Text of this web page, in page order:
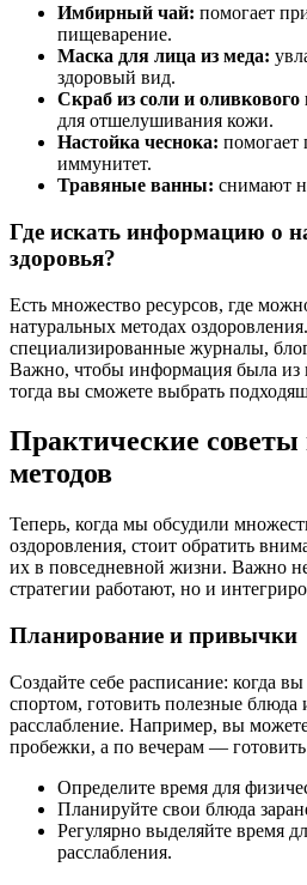
Имбирный чай: помогает
пищеварение.
Маска для лица из меда:
здоровый вид.
Скраб из соли и оливкового
для отшелушивания кожи.
Настойка чеснока: помогает
иммунитет.
Травяные ванны: снимают
Где искать информацию о
здоровья?
Есть множество ресурсов, где
натуральных методах
специализированные журналы,
Важно, чтобы информация была из
тогда вы сможете выбрать
Практические
методов
Теперь, когда мы обсудили
оздоровления, стоит обратить
их в повседневной жизни. Важно не
стратегии работают, но и
Планирование и привычки
Создайте себе расписание: когда вы
спортом, готовить полезные блюда
расслабление. Например, вы
пробежки, а по вечерам —
Определите время для
Планируйте свои блюда
Регулярно выделяйте время
расслабления.